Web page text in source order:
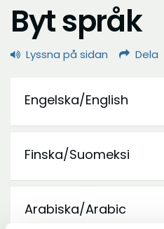
Byt språk
Lyssna på sidan Dela
Engelska/English
Finska/Suomeksi
Arabiska/Arabic